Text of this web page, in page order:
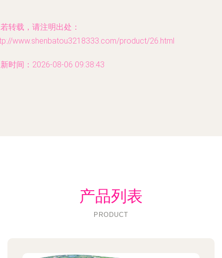
转载，请注明出处：
www.shenbatou3218333.com/product/26.html
时间：2026-08-06 09:38:43
产品列表
PRODUCT